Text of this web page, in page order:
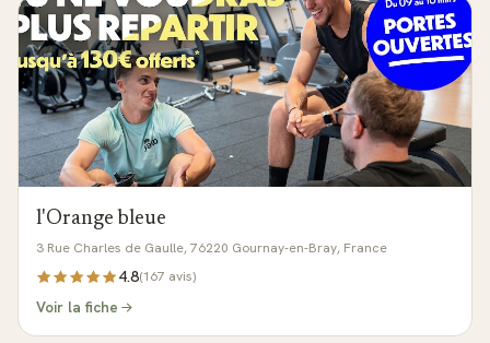
l'Orange bleue
3 Rue Charles de Gaulle, 76220 Gournay-en-Bray, France
4.8(167 avis)
Voir la fiche